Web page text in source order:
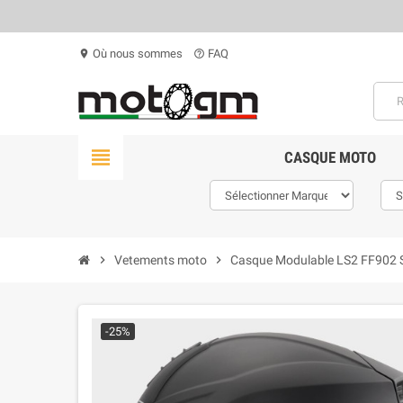
location_on Où nous sommes help_outline FAQ
view_headline CASQUE MOTO
chevron_right Vetements moto chevron_right Casque Modulable LS2 FF902
-25%